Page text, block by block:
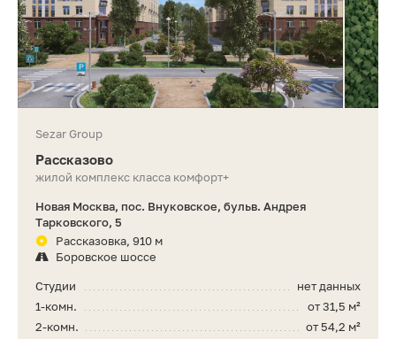
Sezar Group
Рассказово
жилой комплекс класса комфорт+
Новая Москва, пос. Внуковское, бульв. Андрея
Тарковского, 5
Рассказовка, 910 м
Боровское шоссе
нет данных
Студии
от 31,5 м²
1-комн.
от 54,2 м²
2-комн.